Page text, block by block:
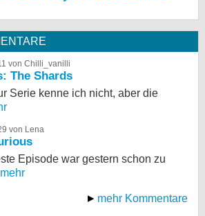
von Chilli_vanilli
The Shards
Serie kenne ich nicht, aber die
von Lena
Episode war gestern schon zu
mehr
mehr Kommentare